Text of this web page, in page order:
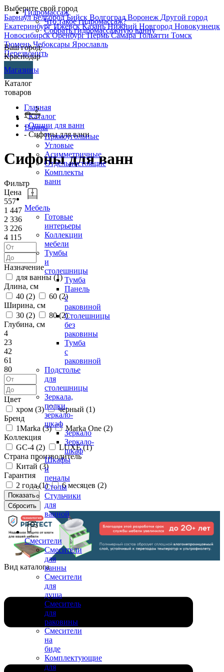
Выберите свой город
БарнаулБелгородБийск ВолгоградВоронеж Другой город
ЕкатеринбургИжевскКазаньНижний Новгород Новокузнецк
НовосибирскОренбургПермьСамараТольятти Томск
ТюменьЧебоксары Ярославль
Перезвонить
Гидромассаж
Что такое гидромассаж?
Собрать гидромассажную ванну
Ваш город:
Краснодар
Магазины
Каталог
товаров
Ванны
Прямоугольные
Угловые
Асимметричные
Отдельностоящие
Комплекты
ванн
Мебель
Готовые
интерьеры
Коллекции
мебели
Тумбы
и
столешницы
Тумба
Панель
с
раковиной
Столешницы
без
раковины
Тумба
с
раковиной
Подстолье
для
столешницы
Зеркала,
полки,
зеркало-
шкаф
Зеркало
Зеркало-
шкаф
Шкафы
и
пеналы
Столы
Стульчики
для
ванной
Смесители
Смесители
для
ванны
Смесители
для
душа
Смеситель
для
раковины
Смесители
на
биде
Комплектующие
для
Главная
-Каталог
-Опции для ванн
- Сифоны для ванн
Сифоны для ванн
Фильтр
Цена
557
1 447
2 336
3 226
4 115
Назначение
для ванны (1)
Длина, см
40 (2) 60 (2)
Ширина, см
30 (2) 80 (2)
Глубина, см
4
23
42
61
80
Цвет
хром (3) черный (1)
Бренд
1Marka (3) Marka One (2)
Коллекция
GC-4 (2) LUXE (1)
Страна производитель
Китай (3)
Гарантия
2 года (1) 6 месяцев (2)
Вид каталога